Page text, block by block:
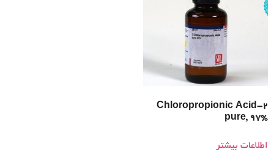
2-Chloropropionic Acid
pure, 97%
اطلاعات بیشتر